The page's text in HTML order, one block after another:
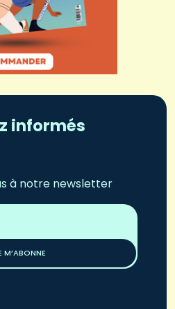
informés
à notre newsletter
M’ABONNE